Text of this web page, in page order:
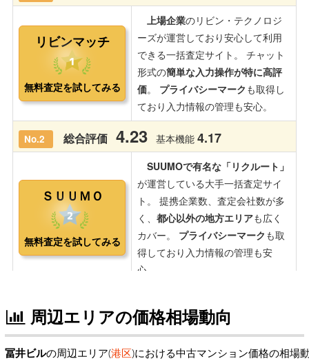
周辺エリアの価格相場動向
冨井ビルの周辺エリア(港区)における中古マンション価格の相場